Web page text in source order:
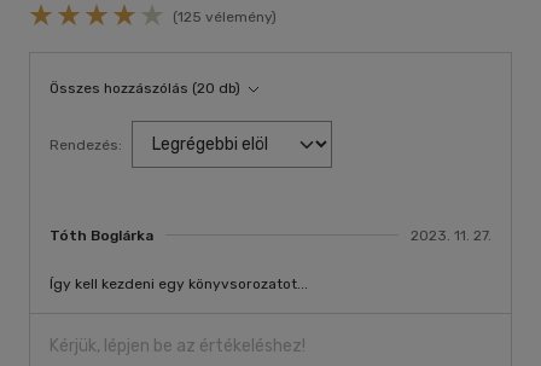
(125 vélemény)
Összes hozzászólás (20 db)
Rendezés:
Tóth Boglárka 2023. 11. 27.
Így kell kezdeni egy könyvsorozatot...
Kérjük, lépjen be az értékeléshez!